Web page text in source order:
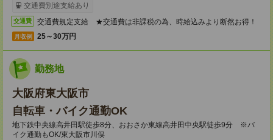
交通費別途支給あり
交通費 交通費規定支給 ★交通費は非課税の為、時給込みより断然お得！
月収例 25～30万円
勤務地
大阪府東大阪市
自転車・バイク通勤OK
地下鉄中央線高井田駅徒歩8分、おおさか東線高井田中央駅徒歩9分 ※バ
イク通勤もOK/東大阪市川俣